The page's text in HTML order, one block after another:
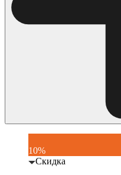
10%
Скидка